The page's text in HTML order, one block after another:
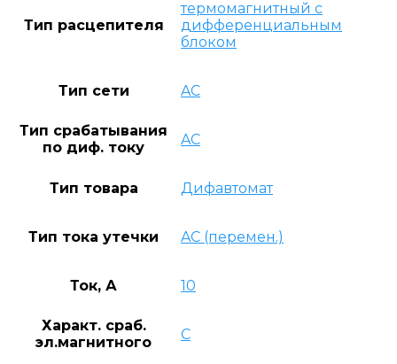
Тип расцепителя
термомагнитный с
дифференциальным
блоком
Тип сети AC
Тип срабатывания
по диф. току
AC
Тип товара Дифавтомат
Тип тока утечки AC (перемен.)
Ток, А 10
Характ. сраб.
эл.магнитного
C